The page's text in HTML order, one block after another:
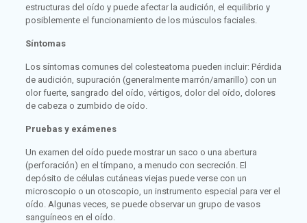
estructuras del oído y puede afectar la audición, el equilibrio y
posiblemente el funcionamiento de los músculos faciales.
Síntomas
Los síntomas comunes del colesteatoma pueden incluir: Pérdida
de audición, supuración (generalmente marrón/amarillo) con un
olor fuerte, sangrado del oído, vértigos, dolor del oído, dolores
de cabeza o zumbido de oído.
Pruebas y exámenes
Un examen del oído puede mostrar un saco o una abertura
(perforación) en el tímpano, a menudo con secreción. El
depósito de células cutáneas viejas puede verse con un
microscopio o un otoscopio, un instrumento especial para ver el
oído. Algunas veces, se puede observar un grupo de vasos
sanguíneos en el oído.